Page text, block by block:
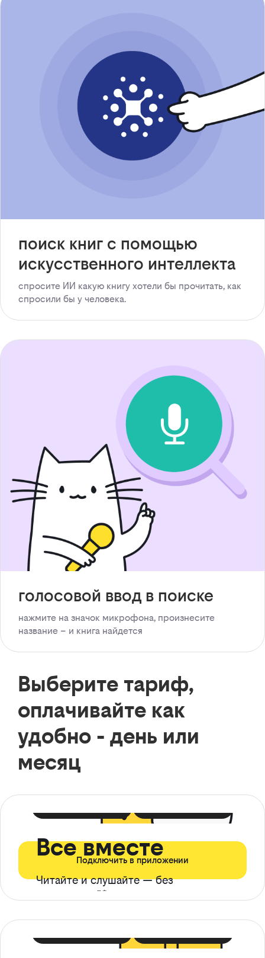
поиск книг с помощью
искусственного интеллекта
спросите ИИ какую книгу хотели бы прочитать, как
спросили бы у человека.
голосовой ввод в поиске
нажмите на значок микрофона, произнесите
название – и книга найдется
Выберите тариф,
оплачивайте как
удобно - день или
месяц
Все вместе
Читайте и слушайте — без
ограничений*
Подключить в приложении